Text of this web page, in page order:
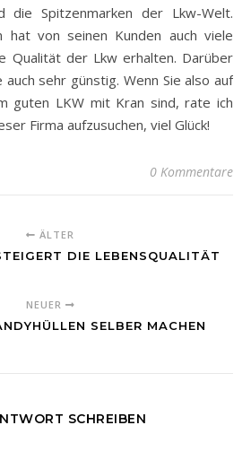
Spitzenmarken der Lkw-Welt.
hat von seinen Kunden auch viele
Qualität der Lkw erhalten. Darüber
sehr günstig. Wenn Sie also auf
guten LKW mit Kran sind, rate ich
Firma aufzusuchen, viel Glück!
0 Kommentare
ÄLTER
DIE LEBENSQUALITÄT
NEUER
SELBER MACHEN
SCHREIBEN